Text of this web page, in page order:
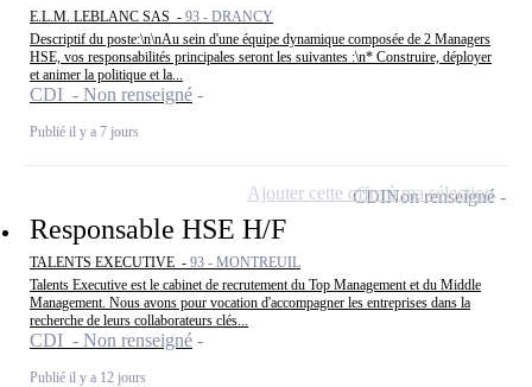
E.L.M. LEBLANC SAS - 93 - DRANCY
Descriptif du poste:\n\nAu sein d'une équipe dynamique composée de 2 Managers
HSE, vos responsabilités principales seront les suivantes :\n* Construire, déployer
et animer la politique et la...
CDI - Non renseigné
Publié il y a 7 jours
Responsable HSE H/F
TALENTS EXECUTIVE - 93 - MONTREUIL
Talents Executive est le cabinet de recrutement du Top Management et du Middle
Management. Nous avons pour vocation d'accompagner les entreprises dans la
recherche de leurs collaborateurs clés...
CDI - Non renseigné
Publié il y a 12 jours
CDINon renseigné
Ajouter cette offre à ma sélection